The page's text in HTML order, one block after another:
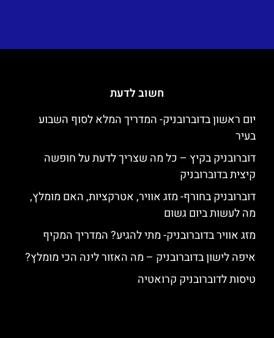
חשוב לדעת
יום ראשון בדוברובניק- המדריך המלא לסוף השבוע
בעיר
דוברובניק בקיץ – כל מה שצריך לדעת על חופשה
קיצית בדוברובניק
דוברובניק בחורף- מזג אוויר, אטרקציות, האם מומלץ,
מה לעשות ביום גשום
מזג אוויר בדוברובניק- מתי להגיע? המדריך המקיף
איפה לישון בדוברובניק – מה האזור לינה הכי מומלץ?
טיסות לדוברובניק קרואטיה